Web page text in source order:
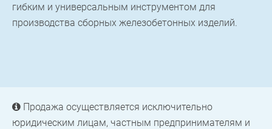
гибким и универсальным инструментом для
производства сборных железобетонных изделий.
Продажа осуществляется исключительно
юридическим лицам, частным предпринимателям и